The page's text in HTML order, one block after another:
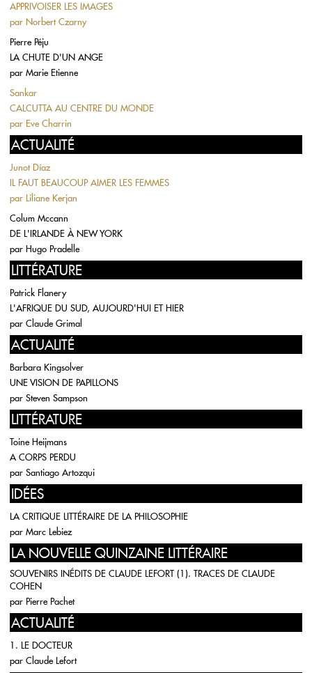
APPRIVOISER LES IMAGES
par Norbert Czarny
Pierre Péju
LA CHUTE D'UN ANGE
par Marie Etienne
Sankar
CALCUTTA AU CENTRE DU MONDE
par Eve Charrin
ACTUALITÉ
Junot Díaz
IL FAUT BEAUCOUP AIMER LES FEMMES
par Liliane Kerjan
Colum Mccann
DE L'IRLANDE À NEW YORK
par Hugo Pradelle
LITTÉRATURE
Patrick Flanery
L'AFRIQUE DU SUD, AUJOURD'HUI ET HIER
par Claude Grimal
ACTUALITÉ
Barbara Kingsolver
UNE VISION DE PAPILLONS
par Steven Sampson
LITTÉRATURE
Toine Heijmans
A CORPS PERDU
par Santiago Artozqui
IDÉES
LA CRITIQUE LITTÉRAIRE DE LA PHILOSOPHIE
par Marc Lebiez
LA NOUVELLE QUINZAINE LITTÉRAIRE
SOUVENIRS INÉDITS DE CLAUDE LEFORT (1). TRACES DE CLAUDE
COHEN
par Pierre Pachet
ACTUALITÉ
1. LE DOCTEUR
par Claude Lefort